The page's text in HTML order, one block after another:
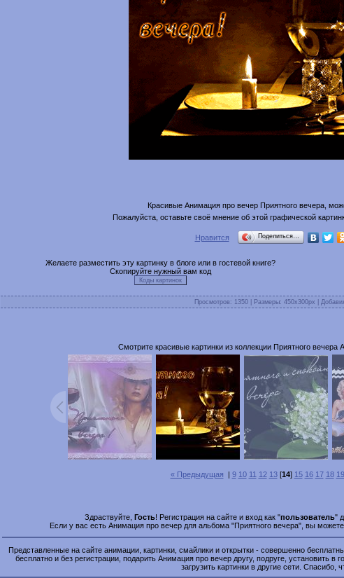
Красивые Анимация про вечер Приятного вечера,
Пожалуйста, оставьте своё мнение об этой графической
Нравится Поделиться…
Желаете разместить эту картинку в блоге или в гостевой книге?
Скопируйте нужный вам код
Просмотров: 1350 | Размеры: 450x300px |
Смотрите красивые картинки из коллекции Приятного вечера
« Предыдущая | 9 10 11 12 13[14] 15 16 17 18 19
Здраствуйте, Гость! Регистрация на сайте и вход как "пользователь"
Если у вас есть Анимация про вечер для альбома "Приятного вечера", вы можете
Представленные на сайте анимации, картинки, смайлики и открытки - совершенно
бесплатно и без регистрации, подарить Анимация про вечер другу, подруге, установить
загрузить картинки в другие сети. Спасибо,